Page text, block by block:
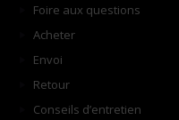
Foire aux questions
Acheter
Envoi
Retour
Conseils d’entretien